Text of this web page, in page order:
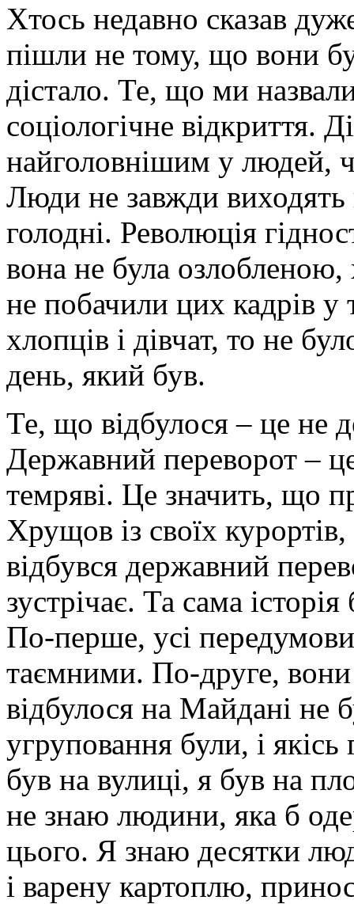
Хтось недавно сказав
пішли не тому, що вони
дістало. Те, що ми
соціологічне відкриття.
найголовнішим у людей,
Люди не завжди
голодні. Революція
вона не була
не побачили цих кадрів у
хлопців і дівчат, то не
день, який був.
Те, що відбулося – це не
Державний переворот –
темряві. Це значить, що
Хрущов із своїх
відбувся державний
зустрічає. Та сама
По-перше, усі
таємними. По-друге,
відбулося на Майдані не
угруповання були, і
був на вулиці, я був на
не знаю людини, яка б
цього. Я знаю десятки
і варену картоплю,